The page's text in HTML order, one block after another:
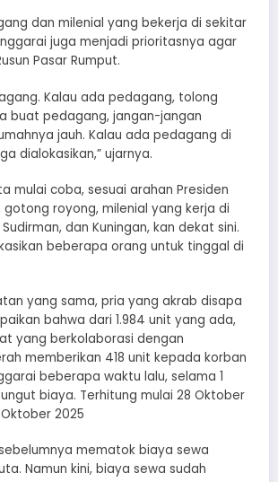
dan milenial yang bekerja di sekitar
juga menjadi prioritasnya agar
Pasar Rumput.
Kalau ada pedagang, tolong
buat pedagang, jangan-jangan
jauh. Kalau ada pedagang di
dialokasikan,” ujarnya.
mulai coba, sesuai arahan Presiden
gotong royong, milenial yang kerja di
dan Kuningan, kan dekat sini.
beberapa orang untuk tinggal di
yang sama, pria yang akrab disapa
bahwa dari 1.984 unit yang ada,
yang berkolaborasi dengan
memberikan 418 unit kepada korban
beberapa waktu lalu, selama 1
biaya. Terhitung mulai 28 Oktober
2025
mematok biaya sewa
Namun kini, biaya sewa sudah